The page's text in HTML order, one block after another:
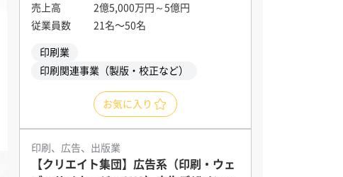
売上高
2億5,000万円～5億円
従業員数
21名〜50名
印刷業
印刷関連事業（製版・校正など）
お気に入り
印刷、広告、出版業
【クリエイト集団】広告系（印刷・ウェ